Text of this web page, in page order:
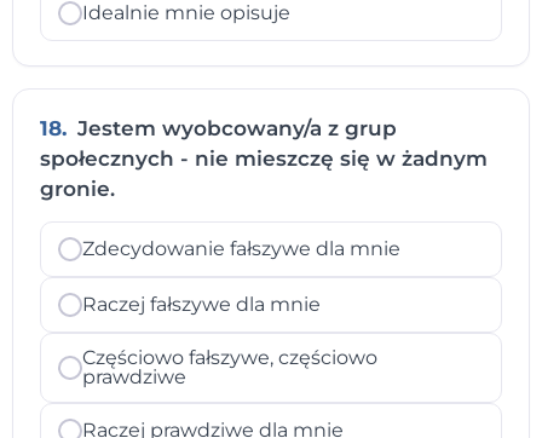
Idealnie mnie opisuje
18. Jestem wyobcowany/a z grup
społecznych - nie mieszczę się w żadnym
gronie.
Zdecydowanie fałszywe dla mnie
Raczej fałszywe dla mnie
Częściowo fałszywe, częściowo
prawdziwe
Raczej prawdziwe dla mnie